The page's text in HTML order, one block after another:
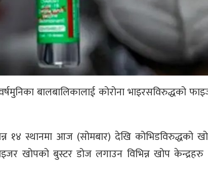
बालबालिकालाई कोरोना भाइरसविरुद्धको
१४ स्थानमा आज (सोमबार) देखि कोभिडविरुद्धको
खोपको बुस्टर डोज लगाउन विभिन्न खोप केन्द्रहरु